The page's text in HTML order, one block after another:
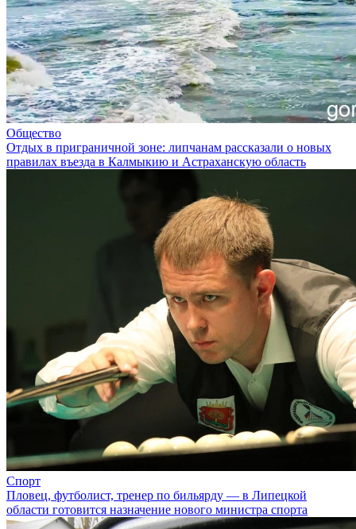
Общество
Отдых в приграничной зоне: липчанам рассказали о новых
правилах въезда в Калмыкию и Астраханскую область
Спорт
Пловец, футболист, тренер по бильярду — в Липецкой
области готовится назначение нового министра спорта